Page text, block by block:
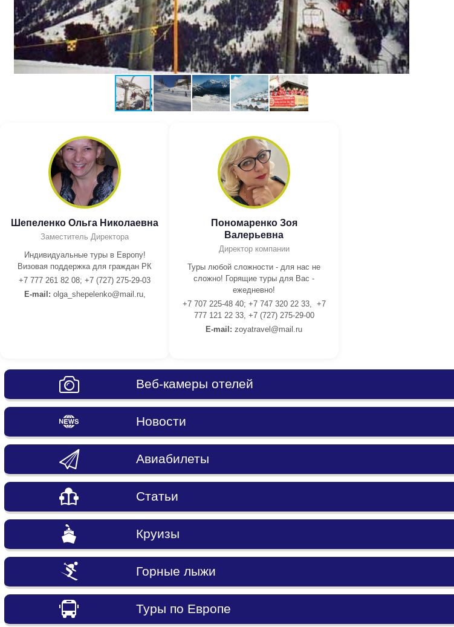
Шепеленко Ольга Николаевна
Заместитель Директора
Индивидуальные туры в Европу!
Визовая поддержка для граждан РК
+7 777 261 82 08; +7 (727) 275-29-03
E-mail: olga_shepelenko@mail.ru,
Пономаренко Зоя
Валерьевна
Директор компании
Туры любой сложности - для нас не
сложно! Горящие туры для Вас -
ежедневно!
+7 707 225-48 40; +7 747 320 22 33, +7
777 121 22 33, +7 (727) 275-29-00
E-mail: zoyatravel@mail.ru
Веб-камеры отелей
Новости
Авиабилеты
Статьи
Круизы
Горные лыжи
Туры по Европе